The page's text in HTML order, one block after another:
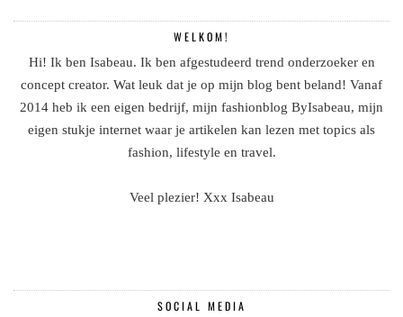
WELKOM!
Hi! Ik ben Isabeau. Ik ben afgestudeerd trend onderzoeker en
concept creator. Wat leuk dat je op mijn blog bent beland! Vanaf
2014 heb ik een eigen bedrijf, mijn fashionblog ByIsabeau, mijn
eigen stukje internet waar je artikelen kan lezen met topics als
fashion, lifestyle en travel.
Veel plezier! Xxx Isabeau
SOCIAL MEDIA